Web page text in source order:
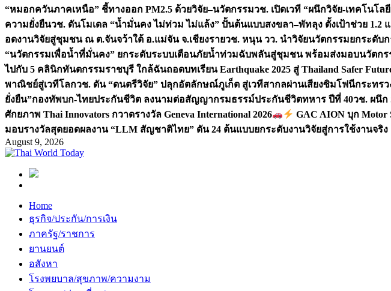
“หมอกควันภาคเหนือ” ชี้ทางออก PM2.5 ด้วยวิจัย–นวัตกรรมวช. เปิดเวที “ผนึกวิจัย-เทคโนโ
ความยั่งยืนวช. ดันโมเดล “น้ำมั่นคง ไม่ท่วม ไม่แล้ง” ปั้นต้นแบบสงขลา–พัทลุง ตั้งเป้าช่วย 1.2
อดงานวิจัยสู่ชุมชน ณ ต.จันจว้าใต้ อ.แม่จัน จ.เชียงรายวช. หนุน วว. นำวิจัยนวัตกรรมยกระดั
“นวัตกรรมเพื่อน้ำที่มั่นคง” ยกระดับระบบเตือนภัยน้ำท่วมฉับพลันสู่ชุมชน พร้อมส่งมอบนวัตกร
ไปกับ 5 คลินิกทันตกรรมราชบุรี ใกล้ฉันถอดบทเรียน Earthquake 2025 สู่ Thailand Safer
พาณิชย์สู่เวทีโลกวช. ดัน “ดนตรีวิจัย” ปลุกอัตลักษณ์ภูเก็ต สู่เวทีสากลผ่านเสียงซิมโฟนีกระทร
ยั่งยืน”กองทัพบก-ไทยประกันชีวิต ลงนามต่อสัญญากรมธรรม์ประกันชีวิตทหาร ปีที่ 40วช. ผนึก
ศักยภาพ Thai Innovators กวาดรางวัล Geneva International 2026
GAC AION บุก Motor
มอบรางวัลสุดยอดผลงาน “LLM สัญชาติไทย” ดัน 24 ต้นแบบยกระดับงานวิจัยสู่การใช้งานจริง
August 9, 2026
Home
ธุรกิจ/ประกัน/การเงิน
ภาครัฐ/ราชการ
ยานยนต์
อสังหา
โรงพยบาล/สุขภาพ/ความงาม